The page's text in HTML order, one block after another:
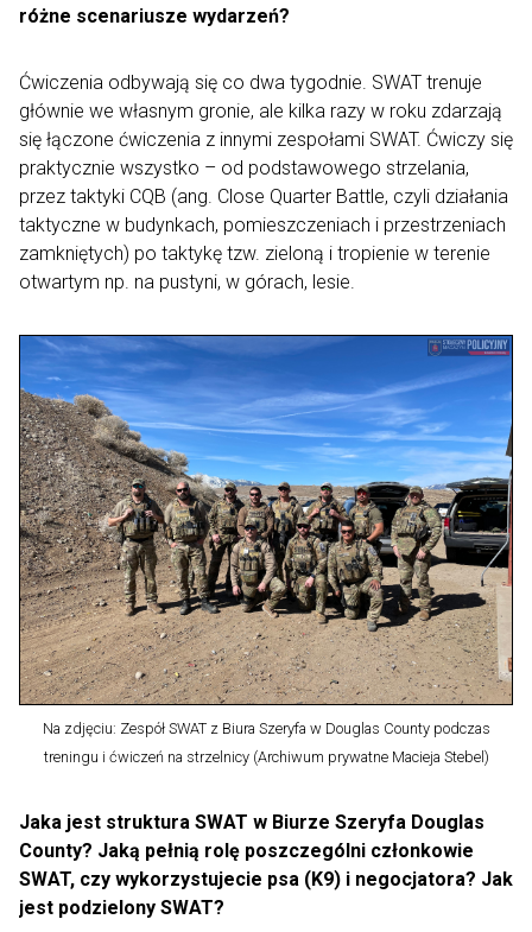
różne scenariusze wydarzeń?
Ćwiczenia odbywają się co dwa tygodnie. SWAT trenuje
głównie we własnym gronie, ale kilka razy w roku zdarzają
się łączone ćwiczenia z innymi zespołami SWAT. Ćwiczy się
praktycznie wszystko – od podstawowego strzelania,
przez taktyki CQB (ang. Close Quarter Battle, czyli działania
taktyczne w budynkach, pomieszczeniach i przestrzeniach
zamkniętych) po taktykę tzw. zieloną i tropienie w terenie
otwartym np. na pustyni, w górach, lesie.
Na zdjęciu: Zespół SWAT z Biura Szeryfa w Douglas County podczas
treningu i ćwiczeń na strzelnicy (Archiwum prywatne Macieja Stebel)
Jaka jest struktura SWAT w Biurze Szeryfa Douglas
County? Jaką pełnią rolę poszczególni członkowie
SWAT, czy wykorzystujecie psa (K9) i negocjatora? Jak
jest podzielony SWAT?